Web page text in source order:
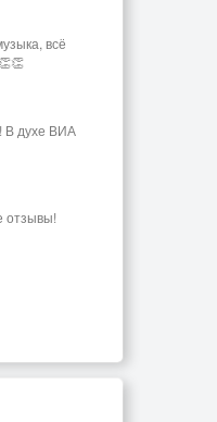
всё
В духе ВИА
отзывы!